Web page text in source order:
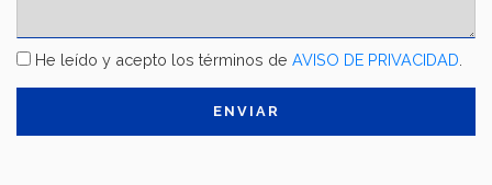
TÉRMINOS
He leído y acepto los términos de AVISO DE PRIVACIDAD